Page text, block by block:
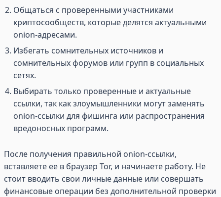
Общаться с проверенными участниками
криптосообществ, которые делятся актуальными
onion-адресами.
Избегать сомнительных источников и
сомнительных форумов или групп в социальных
сетях.
Выбирать только проверенные и актуальные
ссылки, так как злоумышленники могут заменять
onion-ссылки для фишинга или распространения
вредоносных программ.
После получения правильной onion-ссылки,
вставляете ее в браузер Tor, и начинаете работу. Не
стоит вводить свои личные данные или совершать
финансовые операции без дополнительной проверки